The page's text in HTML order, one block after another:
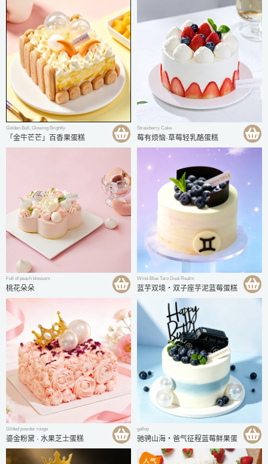
Golden Bull, Glowing Brightly
「金牛芒芒」百香果蛋糕
Strawberry Cake
莓有烦恼·草莓轻乳酪蛋糕
Full of peach blossom
桃花朵朵
Wind-Blue Taro Dual Realm
蓝芋双境・双子座芋泥蓝莓蛋糕
Gilded powder rouge
鎏金粉黛 · 水果芝士蛋糕
gallop
驰骋山海・爸气征程蓝莓鲜果蛋